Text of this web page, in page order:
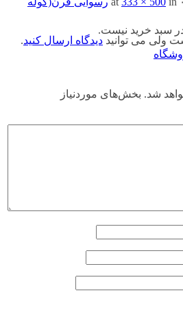
سبد خرید نیست.
نیست.
ولی می توانید دیدگاه ارسال کنید.
شد. بخش‌های موردنیاز